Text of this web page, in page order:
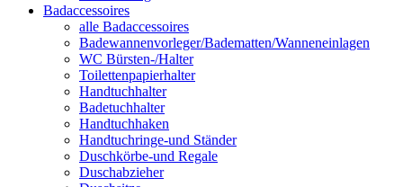
Badaccessoires
alle Badaccessoires
Badewannenvorleger/Badematten/Wanneneinlagen
WC Bürsten-/Halter
Toilettenpapierhalter
Handtuchhalter
Badetuchhalter
Handtuchhaken
Handtuchringe-und Ständer
Duschkörbe-und Regale
Duschabzieher